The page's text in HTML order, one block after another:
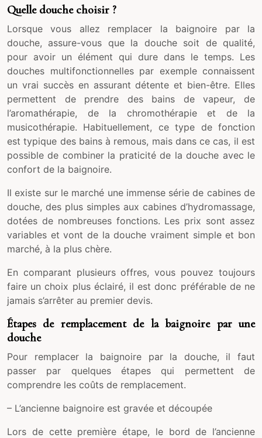
Quelle douche choisir ?
Lorsque vous allez remplacer la baignoire par la
douche, assure-vous que la douche soit de qualité,
pour avoir un élément qui dure dans le temps. Les
douches multifonctionnelles par exemple connaissent
un vrai succès en assurant détente et bien-être. Elles
permettent de prendre des bains de vapeur, de
l’aromathérapie, de la chromothérapie et de la
musicothérapie. Habituellement, ce type de fonction
est typique des bains à remous, mais dans ce cas, il est
possible de combiner la praticité de la douche avec le
confort de la baignoire.
Il existe sur le marché une immense série de cabines de
douche, des plus simples aux cabines d’hydromassage,
dotées de nombreuses fonctions. Les prix sont assez
variables et vont de la douche vraiment simple et bon
marché, à la plus chère.
En comparant plusieurs offres, vous pouvez toujours
faire un choix plus éclairé, il est donc préférable de ne
jamais s’arrêter au premier devis.
Étapes de remplacement de la baignoire par une
douche
Pour remplacer la baignoire par la douche, il faut
passer par quelques étapes qui permettent de
comprendre les coûts de remplacement.
– L’ancienne baignoire est gravée et découpée
Lors de cette première étape, le bord de l’ancienne